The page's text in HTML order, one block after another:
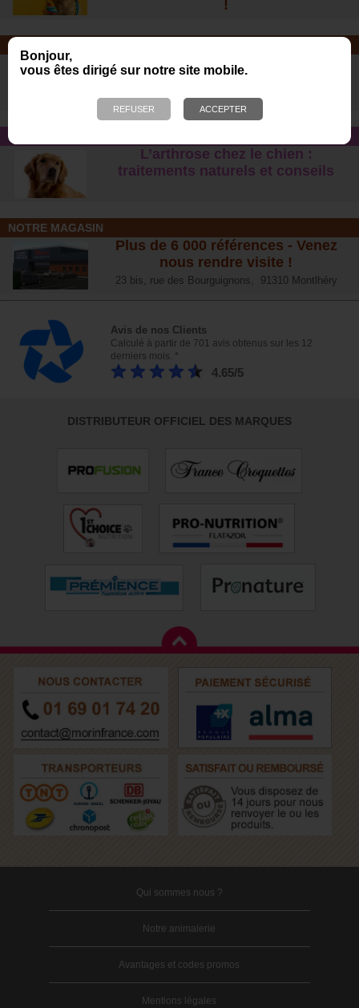
Bonjour,
vous êtes dirigé sur notre site mobile.
!
SOINS ET SHAMPOOING
Tout pour l'hygiène et les soins de
votre chien !
CONSEIL SANTÉ
L’arthrose chez le chien :
traitements naturels et conseil s
NOTRE MAGASIN
Plus de 6 000 références - Venez
nous rendre visite !
23 bis, rue des Bourguignons, 91310 Montlhéry
Avis de nos Clients
Calculé à partir de 701 avis obtenus sur les 12
derniers mois. *
4.65/5
DISTRIBUTEUR OFFICIEL DES MARQUES
Qui sommes nous ?
Notre animalerie
Avantages et codes promos
Mentions légales